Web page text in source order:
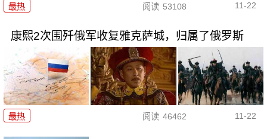
最热 阅读 53108 11-22
康熙2次围歼俄军收复雅克萨城，归属了俄罗斯
最热 阅读 46462 11-22